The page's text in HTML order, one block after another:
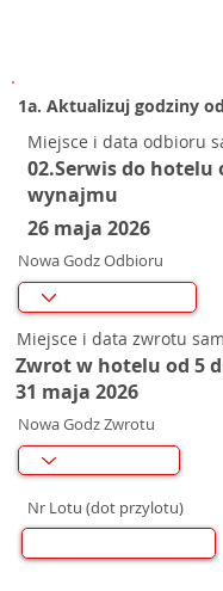
1a. Aktualizuj godziny
Miejsce i data odbioru
02.Serwis do hotelu
wynajmu
26 maja 2026
Nowa Godz Odbioru
Miejsce i data zwrotu
Zwrot w hotelu od 5
31 maja 2026
Nowa Godz Zwrotu
Nr Lotu (dot przylotu)